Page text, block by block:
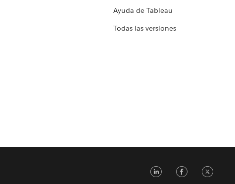
Ayuda de Tableau
Todas las versiones
LinkedIn